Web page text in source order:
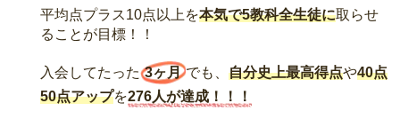
平均点プラス10点以上を本気で5教科全生徒に取らせ
ることが目標！！
入会してたった 3ヶ月 でも、自分史上最高得点や40点
50点アップを276人が達成！！！